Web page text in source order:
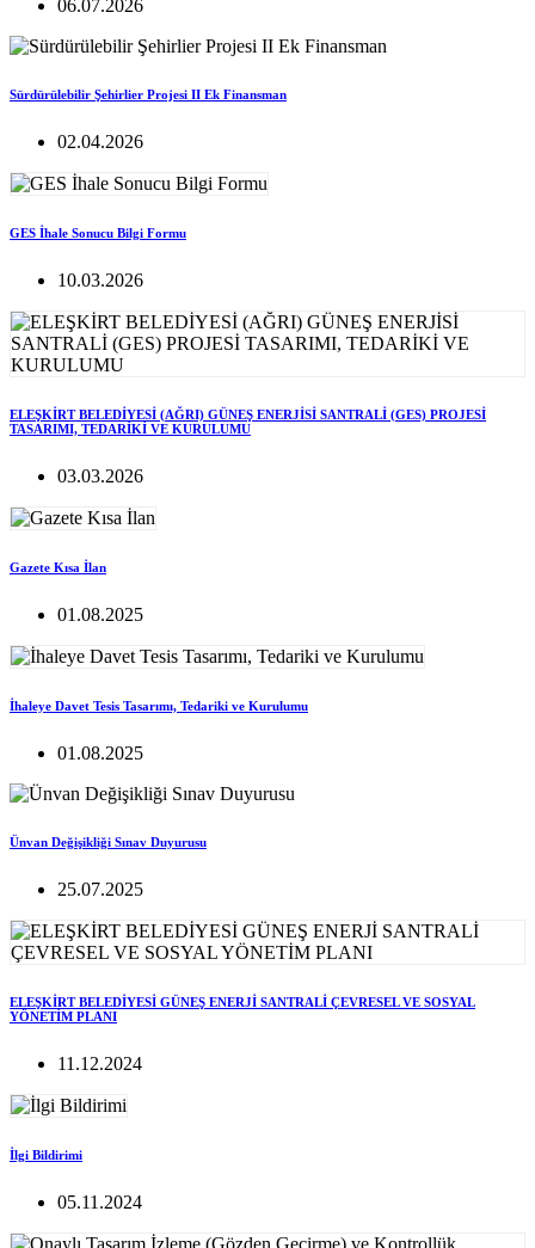
06.07.2026
Sürdürülebilir Şehirlier Projesi II Ek Finansman
02.04.2026
GES İhale Sonucu Bilgi Formu
10.03.2026
ELEŞKİRT BELEDİYESİ (AĞRI) GÜNEŞ ENERJİSİ SANTRALİ (GES) PROJESİ
TASARIMI, TEDARİKİ VE KURULUMU
03.03.2026
Gazete Kısa İlan
01.08.2025
İhaleye Davet Tesis Tasarımı, Tedariki ve Kurulumu
01.08.2025
Ünvan Değişikliği Sınav Duyurusu
25.07.2025
ELEŞKİRT BELEDİYESİ GÜNEŞ ENERJİ SANTRALİ ÇEVRESEL VE SOSYAL
YÖNETİM PLANI
11.12.2024
İlgi Bildirimi
05.11.2024